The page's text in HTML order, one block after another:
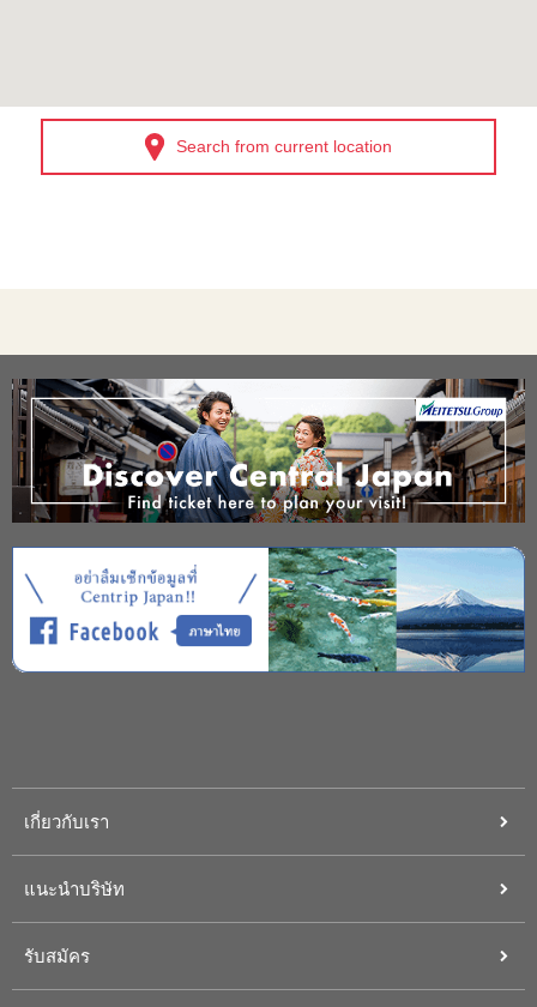
Search from current location
เกี่ยวกับเรา
แนะนำบริษัท
รับสมัคร